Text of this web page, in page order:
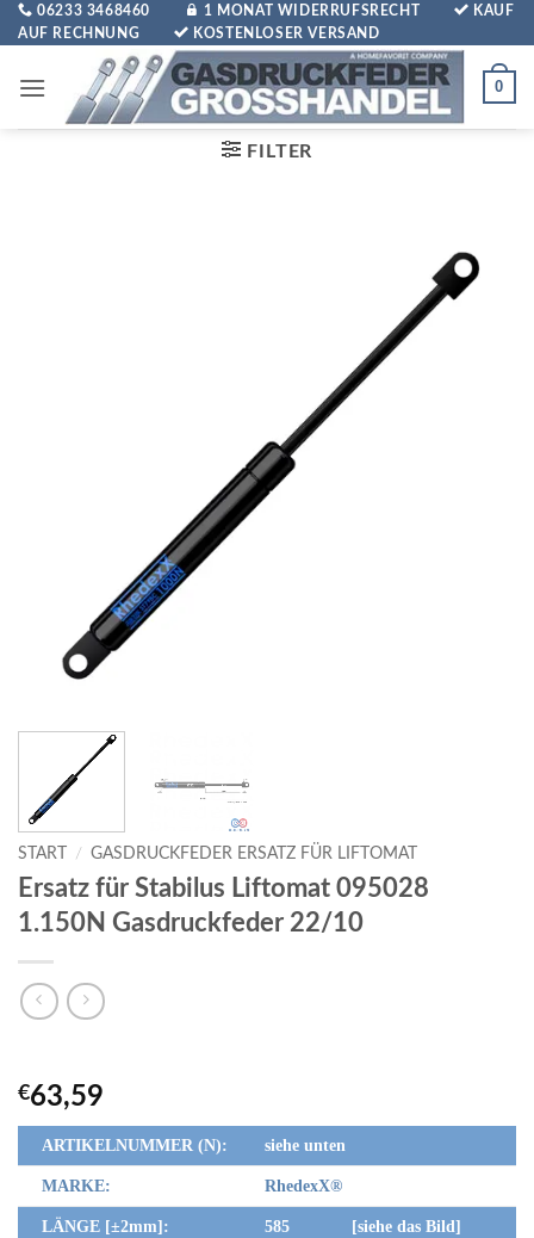
Zum
Inhalt
06233 3468460 1 MONAT WIDERRUFSRECHT
KAUF
AUF RECHNUNG
KOSTENLOSER VERSAND
0
FILTER
START / GASDRUCKFEDER ERSATZ FÜR LIFTOMAT
Ersatz für Stabilus Liftomat 095028
1.150N Gasdruckfeder 22/10
€63,59
ARTIKELNUMMER (N): siehe unten
MARKE: RhedexX®
LÄNGE [±2mm]: 585 [siehe das Bild]